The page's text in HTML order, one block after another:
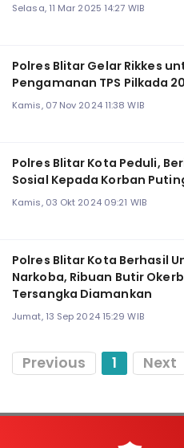
Selasa, 11 Mar 2025 14:27 WIB
Polres Blitar Gelar Rikkes
Pengamanan TPS Pilkada
Kamis, 07 Nov 2024 11:38 WIB
Polres Blitar Kota Peduli,
Sosial Kepada Korban
Kamis, 03 Okt 2024 09:21 WIB
Polres Blitar Kota Berhasil
Narkoba, Ribuan Butir
Tersangka Diamankan
Jumat, 13 Sep 2024 15:29 WIB
Previous 1 Next